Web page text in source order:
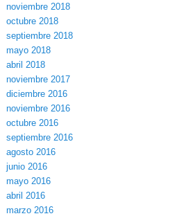
noviembre 2018
octubre 2018
septiembre 2018
mayo 2018
abril 2018
noviembre 2017
diciembre 2016
noviembre 2016
octubre 2016
septiembre 2016
agosto 2016
junio 2016
mayo 2016
abril 2016
marzo 2016